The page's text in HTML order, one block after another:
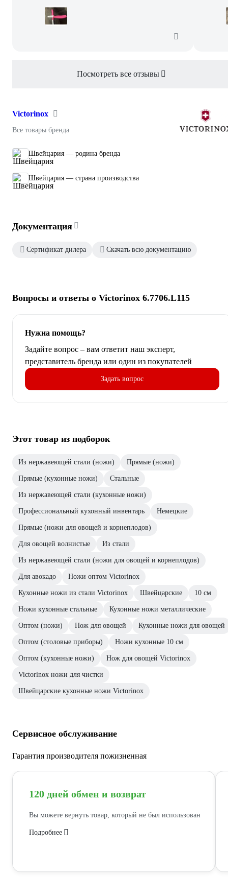
Посмотреть все отзывы
Victorinox
Все товары бренда
Швейцария — родина бренда
Швейцария — страна производства
Документация
Сертификат дилера Скачать всю документацию
Вопросы и ответы о Victorinox 6.7706.L115
Нужна помощь?
Задайте вопрос – вам ответит наш эксперт,
представитель бренда или один из покупателей
Задать вопрос
Этот товар из подборок
Из нержавеющей стали (ножи) Прямые (ножи)
Прямые (кухонные ножи) Стальные
Из нержавеющей стали (кухонные ножи)
Профессиональный кухонный инвентарь Немецкие
Прямые (ножи для овощей и корнеплодов)
Для овощей волнистые Из стали
Из нержавеющей стали (ножи для овощей и корнеплодов)
Для авокадо Ножи оптом Victorinox
Кухонные ножи из стали Victorinox Швейцарские 10 см
Ножи кухонные стальные Кухонные ножи металлические
Оптом (ножи) Нож для овощей Кухонные ножи для овощей
Оптом (столовые приборы) Ножи кухонные 10 см
Оптом (кухонные ножи) Нож для овощей Victorinox
Victorinox ножи для чистки
Швейцарские кухонные ножи Victorinox
Сервисное обслуживание
Гарантия производителя пожизненная
120 дней обмен и возврат
Вы можете вернуть товар, который не был использован
Подробнее